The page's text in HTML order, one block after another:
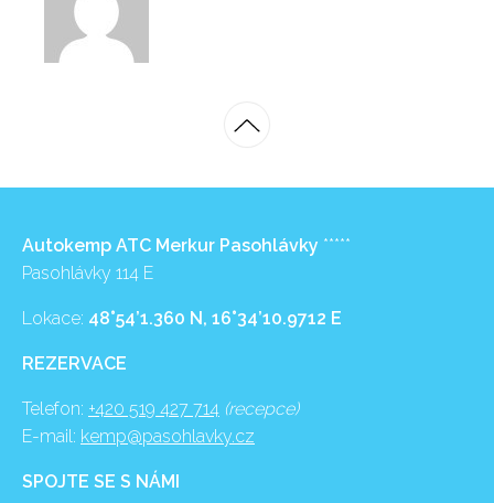
Autokemp ATC Merkur Pasohlávky *****
Pasohlávky 114 E
Lokace: 48°54’1.360 N, 16°34’10.9712 E
REZERVACE
Telefon: +420 519 427 714 (recepce)
E-mail: kemp@pasohlavky.cz
SPOJTE SE S NÁMI